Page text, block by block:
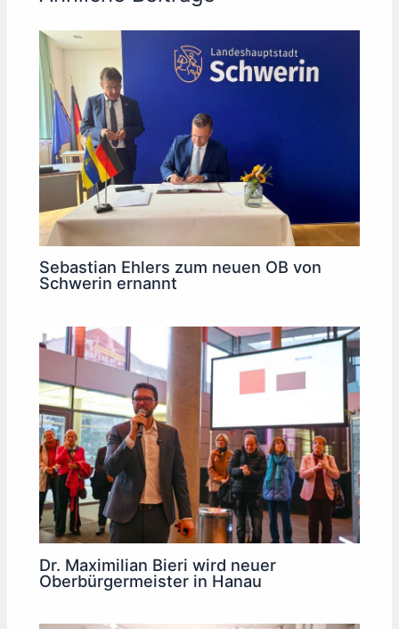
Sebastian Ehlers zum neuen OB von
Schwerin ernannt
Dr. Maximilian Bieri wird neuer
Oberbürgermeister in Hanau